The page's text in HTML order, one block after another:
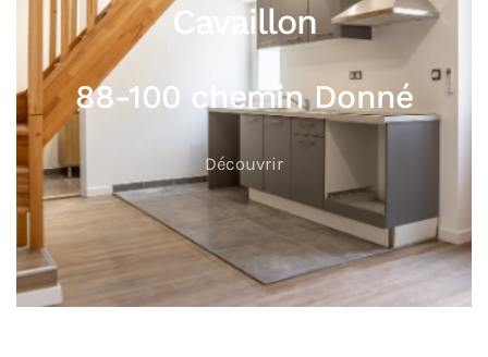
Cavaillon
88-100 chemin Donné
Découvrir